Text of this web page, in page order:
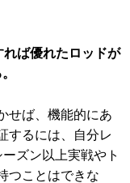
れば優れたロッドが
せば、機能的にあ
するには、自分レ
ズン以上実戦やト
つことはできな